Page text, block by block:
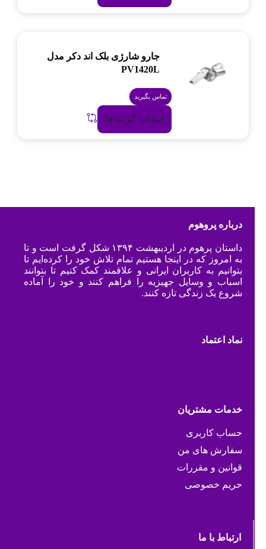
جارو شارژی بلک اند دکر مدل
PV1420L
تماس بگیرید
انتخاب گزینه ها
درباره پروهوم
داستان پرهوم در اردیبهشت ۱۳۹۴ شکل گرفت است و تا
به امروز که در اینجا هستیم تمام تلاش خود را کرده‌ایم تا
بتوانیم به کاربران ایرانی و علاقمند کمک کنیم تا بتوانند
اسباب و وسایل جهیزیه را فراهم کنند و خود را آماده
شروع یک زندگی تازه کنند.
نماد اعتماد
خدمات مشتریان
حساب کاربری
سفارش های من
قوانین و مقررات
حریم خصوصی
ارتباط با ما